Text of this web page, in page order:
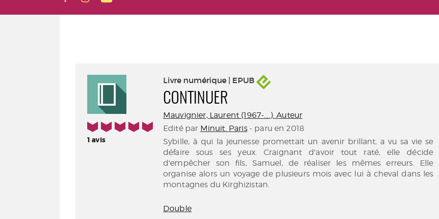
5/5
1avis
Livre numérique | EPUB
CONTINUER
Mauvignier, Laurent (1967-....). Auteur
Edité par Minuit. Paris- paru en 2018
Sybille, à qui la jeunesse promettait un avenir brillant, a vu sa vie se
défaire sous ses yeux. Craignant d'avoir tout raté, elle décide
d'empêcher son fils, Samuel, de réaliser les mêmes erreurs. Elle
organise alors un voyage de plusieurs mois avec lui à cheval dans les
montagnes du Kirghizistan.
Double